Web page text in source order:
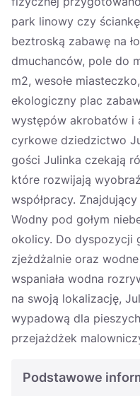
park linowy czy
beztroską zabawę na
dmuchanców, pole do
m2, wesołe
ekologiczny plac
występów akrobatów i
cyrkowe dziedzictwo
gości Julinka czekają
które rozwijają
współpracy.
Wodny pod gołym
okolicy. Do dyspozycji
zjeżdżalnie oraz
wspaniała wodna
na swoją lokalizację,
wypadową dla
przejażdżek
Podstawowe